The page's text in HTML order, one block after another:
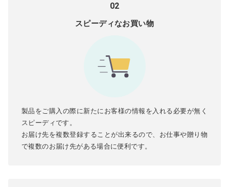
02
スピーディなお買い物
製品をご購入の際に新たにお客様の情報を入れる必要が無く
スピーディです。
お届け先を複数登録することが出来るので、お仕事や贈り物
で複数のお届け先がある場合に便利です。